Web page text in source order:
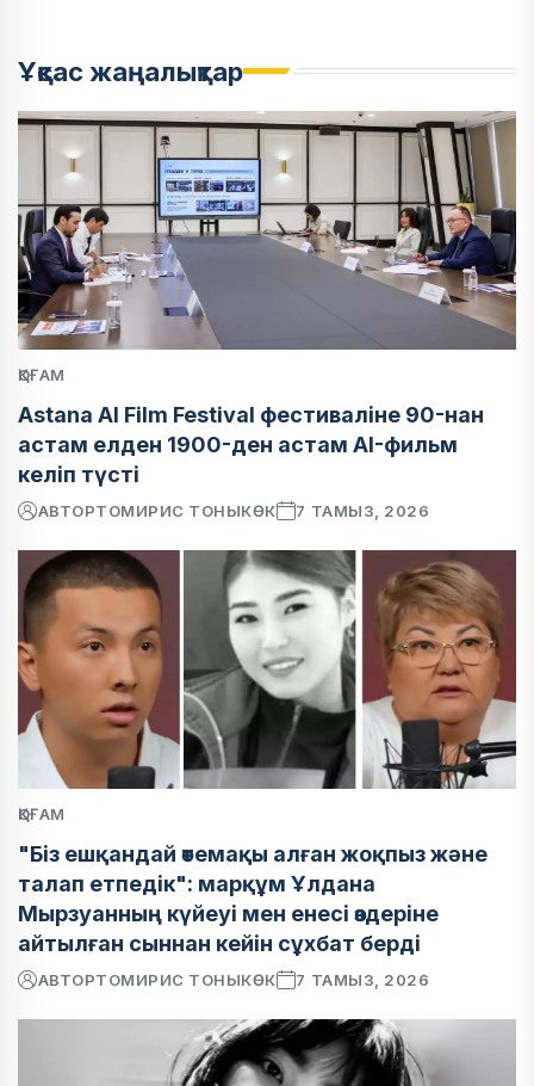
Ұқсас жаңалықтар
ҚОҒАМ
Astana AI Film Festival фестиваліне 90-нан
астам елден 1900-ден астам AI-фильм
келіп түсті
АВТОРТОМИРИС ТОНЫКӨК 7 ТАМЫЗ, 2026
ҚОҒАМ
"Біз ешқандай өтемақы алған жоқпыз және
талап етпедік": марқұм Ұлдана
Мырзуанның күйеуі мен енесі өздеріне
айтылған сыннан кейін сұхбат берді
АВТОРТОМИРИС ТОНЫКӨК 7 ТАМЫЗ, 2026